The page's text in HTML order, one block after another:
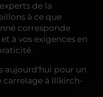
de la
à ce que
corresponde
à vos exigences en
aujourd'hui pour un
carrelage à Illkirch-